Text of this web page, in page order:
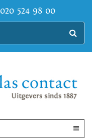
020 524 98 00